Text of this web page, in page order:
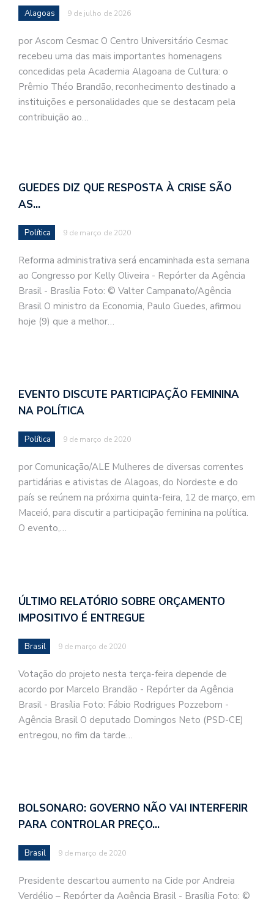
Alagoas 9 de julho de 2026
por Ascom Cesmac O Centro Universitário Cesmac
recebeu uma das mais importantes homenagens
concedidas pela Academia Alagoana de Cultura: o
Prêmio Théo Brandão, reconhecimento destinado a
instituições e personalidades que se destacam pela
contribuição ao…
GUEDES DIZ QUE RESPOSTA À CRISE SÃO
AS…
Política 9 de março de 2020
Reforma administrativa será encaminhada esta semana
ao Congresso por Kelly Oliveira - Repórter da Agência
Brasil - Brasília Foto: © Valter Campanato/Agência
Brasil O ministro da Economia, Paulo Guedes, afirmou
hoje (9) que a melhor…
EVENTO DISCUTE PARTICIPAÇÃO FEMININA
NA POLÍTICA
Política 9 de março de 2020
por Comunicação/ALE Mulheres de diversas correntes
partidárias e ativistas de Alagoas, do Nordeste e do
país se reúnem na próxima quinta-feira, 12 de março, em
Maceió, para discutir a participação feminina na política.
O evento,…
ÚLTIMO RELATÓRIO SOBRE ORÇAMENTO
IMPOSITIVO É ENTREGUE
Brasil 9 de março de 2020
Votação do projeto nesta terça-feira depende de
acordo por Marcelo Brandão - Repórter da Agência
Brasil - Brasília Foto: Fábio Rodrigues Pozzebom -
Agência Brasil O deputado Domingos Neto (PSD-CE)
entregou, no fim da tarde…
BOLSONARO: GOVERNO NÃO VAI INTERFERIR
PARA CONTROLAR PREÇO…
Brasil 9 de março de 2020
Presidente descartou aumento na Cide por Andreia
Verdélio – Repórter da Agência Brasil - Brasília Foto: ©